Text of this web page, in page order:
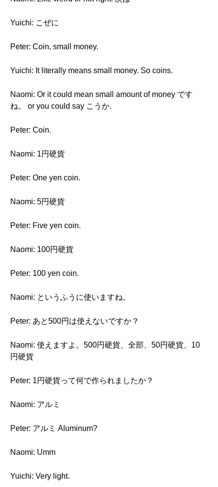
Yuichi: こぜに
Peter: Coin, small money.
Yuichi: It literally means small money. So coins.
Naomi: Or it could mean small amount of money です
ね。 or you could say こうか.
Peter: Coin.
Naomi: 1円硬貨
Peter: One yen coin.
Naomi: 5円硬貨
Peter: Five yen coin.
Naomi: 100円硬貨
Peter: 100 yen coin.
Naomi: というふうに使いますね。
Peter: あと500円は使えないですか？
Naomi: 使えますよ。500円硬貨、全部、50円硬貨、10
円硬貨
Peter: 1円硬貨って何で作られましたか？
Naomi: アルミ
Peter: アルミ Aluminum?
Naomi: Umm
Yuichi: Very light.